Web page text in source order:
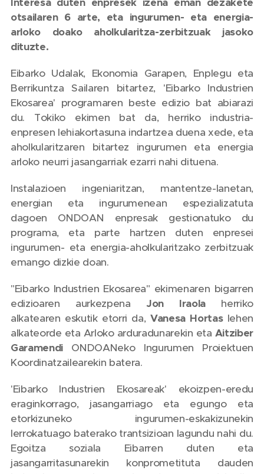
otsailaren 6 arte, eta ingurumen- eta energia-
arloko doako aholkularitza-zerbitzuak jasoko
dituzte.
Eibarko Udalak, Ekonomia Garapen, Enplegu eta
Berrikuntza Sailaren bitartez, 'Eibarko Industrien
Ekosarea' programaren beste edizio bat abiarazi
du. Tokiko ekimen bat da, herriko industria-
enpresen lehiakortasuna indartzea duena xede, eta
aholkularitzaren bitartez ingurumen eta energia
arloko neurri jasangarriak ezarri nahi dituena.
Instalazioen ingeniaritzan, mantentze-lanetan,
energian eta ingurumenean espezializatuta
dagoen ONDOAN enpresak gestionatuko du
programa, eta parte hartzen duten enpresei
ingurumen- eta energia-aholkularitzako zerbitzuak
emango dizkie doan.
"Eibarko Industrien Ekosarea" ekimenaren bigarren
edizioaren aurkezpena Jon Iraola herriko
alkatearen eskutik etorri da, Vanesa Hortaslehen
alkateorde eta Arloko arduradunarekin eta Aitziber
Garamendi ONDOANeko Ingurumen Proiektuen
Koordinatzailearekin batera.
'Eibarko Industrien Ekosareak' ekoizpen-eredu
eraginkorrago, jasangarriago eta egungo eta
etorkizuneko ingurumen-eskakizunekin
lerrokatuago baterako trantsizioan lagundu nahi du.
Egoitza soziala Eibarren duten eta
jasangarritasunarekin konprometituta dauden